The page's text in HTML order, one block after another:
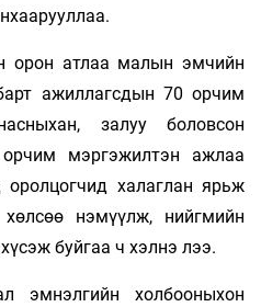
орон атлаа малын эмчийн
ажиллагсдын 70 орчим
залуу боловсон
мэргэжилтэн ажлаа
халаглан ярьж
нэмүүлж, нийгмийн
буйгаа ч хэлнэ лээ.
эмнэлгийн холбооныхон